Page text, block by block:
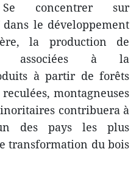
concentrer sur
le développement
la production de
associées à la
à partir de forêts
montagneuses
contribuera à
des pays les plus
transformation du bois